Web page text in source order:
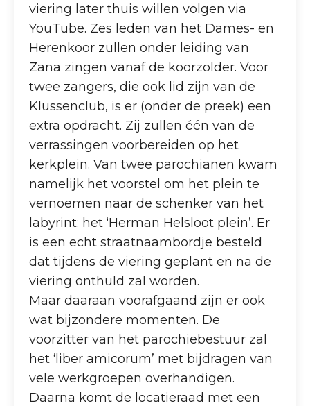
viering later thuis willen volgen via
YouTube. Zes leden van het Dames- en
Herenkoor zullen onder leiding van
Zana zingen vanaf de koorzolder. Voor
twee zangers, die ook lid zijn van de
Klussenclub, is er (onder de preek) een
extra opdracht. Zij zullen één van de
verrassingen voorbereiden op het
kerkplein. Van twee parochianen kwam
namelijk het voorstel om het plein te
vernoemen naar de schenker van het
labyrint: het ‘Herman Helsloot plein’. Er
is een echt straatnaambordje besteld
dat tijdens de viering geplant en na de
viering onthuld zal worden.
Maar daaraan voorafgaand zijn er ook
wat bijzondere momenten. De
voorzitter van het parochiebestuur zal
het ‘liber amicorum’ met bijdragen van
vele werkgroepen overhandigen.
Daarna komt de locatieraad met een